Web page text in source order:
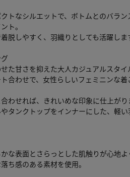
トなシルエットで、ボトムとのバラン
ト。
脱しやすく、羽織りとしても活躍しま
た甘さを抑えた大人カジュアルスタイ
合わせで、女性らしいフェミニンな着
わせれば、きれいめな印象に仕上がり
タンクトップをインナーにした、軽い
な表面とさらっとした肌触りが心地
ち感のある素材を使用。